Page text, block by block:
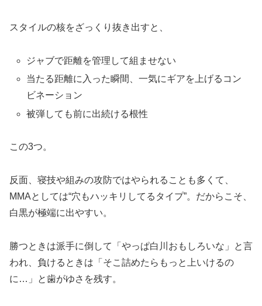
スタイルの核をざっくり抜き出すと、
ジャブで距離を管理して組ませない
当たる距離に入った瞬間、一気にギアを上げるコン
ビネーション
被弾しても前に出続ける根性
この3つ。
反面、寝技や組みの攻防ではやられることも多くて、
MMAとしては“穴もハッキリしてるタイプ”。だからこそ、
白黒が極端に出やすい。
勝つときは派手に倒して「やっぱ白川おもしろいな」と言
われ、負けるときは「そこ詰めたらもっと上いけるの
に…」と歯がゆさを残す。